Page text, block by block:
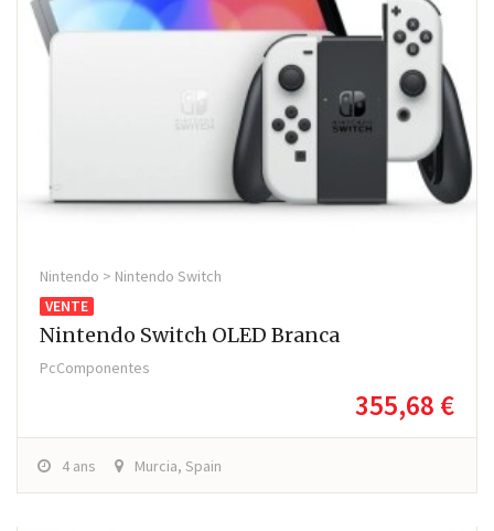
Nintendo > Nintendo Switch
VENTE
Nintendo Switch OLED Branca
PcComponentes
355,68 €
4 ans Murcia, Spain